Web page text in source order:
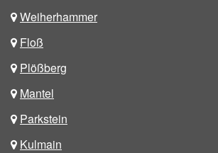
Weiherhammer
Floß
Plößberg
Mantel
Parkstein
Kulmain